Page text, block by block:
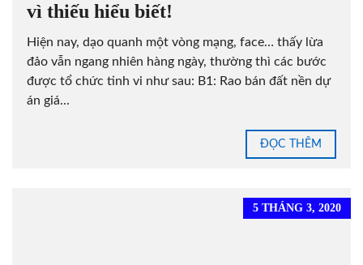
vì thiếu hiểu biết!
Hiện nay, dạo quanh một vòng mạng, face… thấy lừa
đảo vẫn ngang nhiên hàng ngày, thường thì các bước
được tổ chức tinh vi như sau: B1: Rao bán đất nền dự
án giá...
ĐỌC THÊM
5 THÁNG 3, 2020